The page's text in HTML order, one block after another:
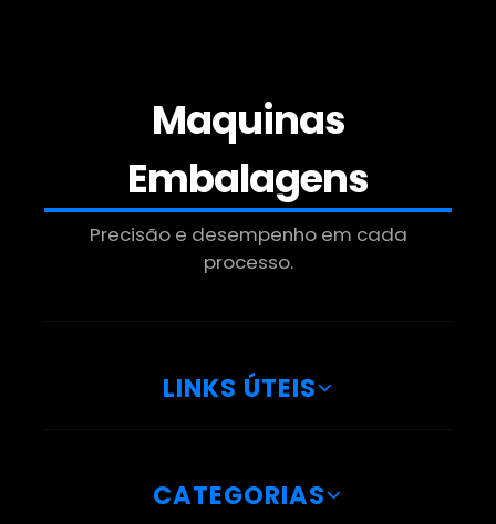
Empresa De Manipulador Para Caixas
Manipulador Para Caixas Grandes
Fabrica De Manipulador A Vácuo Para
Fabrica De Manipulador A Vácuo Para
Manipulador Para Movimentar Cargas
Maquinas
Embalagens
Precisão e desempenho em cada
processo.
LINKS ÚTEIS
CATEGORIAS